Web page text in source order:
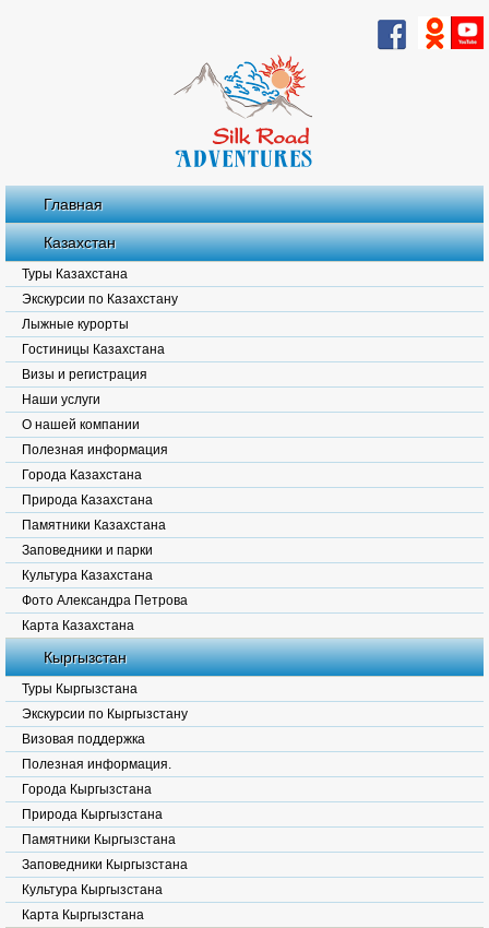
Главная
Казахстан
Туры Казахстана
Экскурсии по Казахстану
Лыжные курорты
Гостиницы Казахстана
Визы и регистрация
Наши услуги
О нашей компании
Полезная информация
Города Казахстана
Природа Казахстана
Памятники Казахстана
Заповедники и парки
Культура Казахстана
Фото Александра Петрова
Карта Казахстана
Кыргызстан
Туры Кыргызстана
Экскурсии по Кыргызстану
Визовая поддержка
Полезная информация.
Города Кыргызстана
Природа Кыргызстана
Памятники Кыргызстана
Заповедники Кыргызстана
Культура Кыргызстана
Карта Кыргызстана